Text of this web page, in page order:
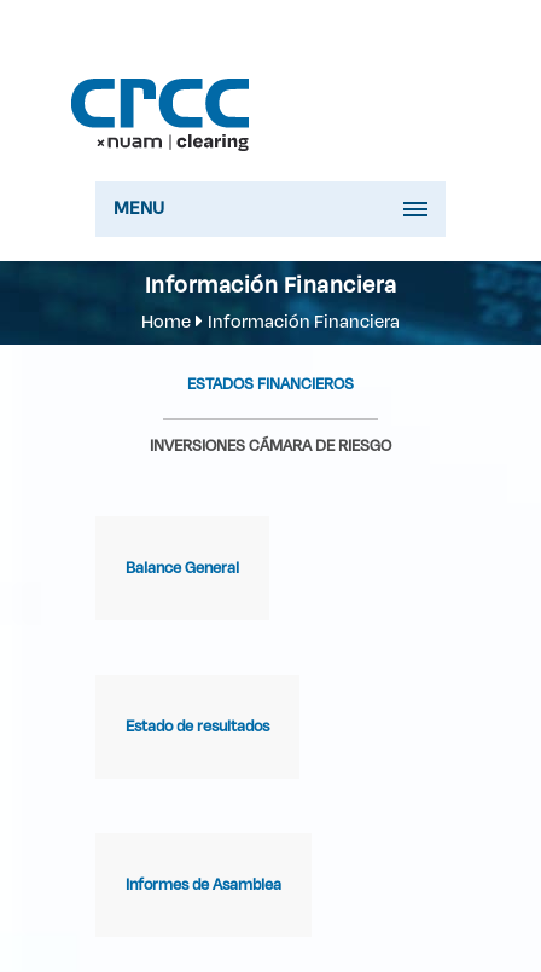
MENU
Información Financiera
Home Información Financiera
ESTADOS FINANCIEROS
INVERSIONES CÁMARA DE RIESGO
Balance General
Estado de resultados
Informes de Asamblea